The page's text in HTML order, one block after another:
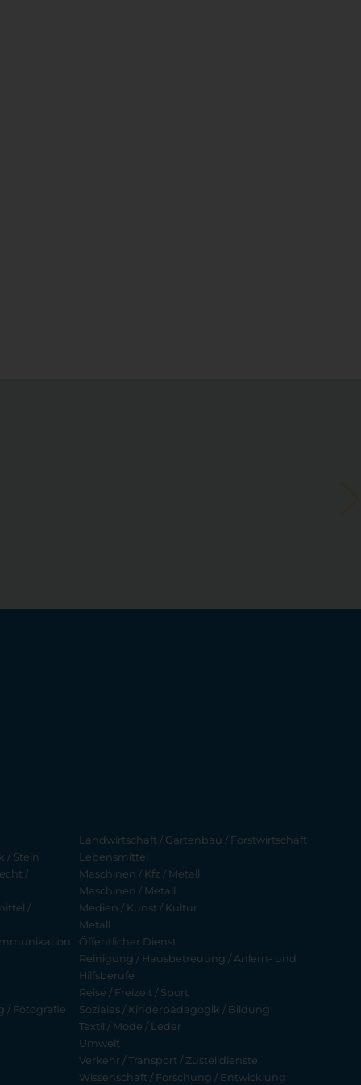
/ Stein
/
/
/ Fotografie
Landwirtschaft / Gartenbau / Forstwirtschaft
Lebensmittel
Maschinen / Kfz / Metall
Maschinen / Metall
Medien / Kunst / Kultur
Metall
Öffentlicher Dienst
Reinigung / Hausbetreuung / Anlern- und
Hilfsberufe
Reise / Freizeit / Sport
Soziales / Kinderpädagogik / Bildung
Textil / Mode / Leder
Umwelt
Verkehr / Transport / Zustelldienste
Wissenschaft / Forschung / Entwicklung